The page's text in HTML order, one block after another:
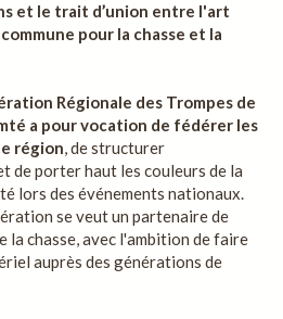
et le trait d’union entre l'art
pour la chasse et la
Régionale des Trompes de
a pour vocation de fédérer les
région, de structurer
de porter haut les couleurs de la
lors des événements nationaux.
se veut un partenaire de
la chasse, avec l'ambition de faire
auprès des générations de